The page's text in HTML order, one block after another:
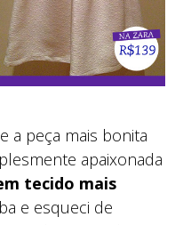
a peça mais bonita
apaixonada
tecido mais
e esqueci de